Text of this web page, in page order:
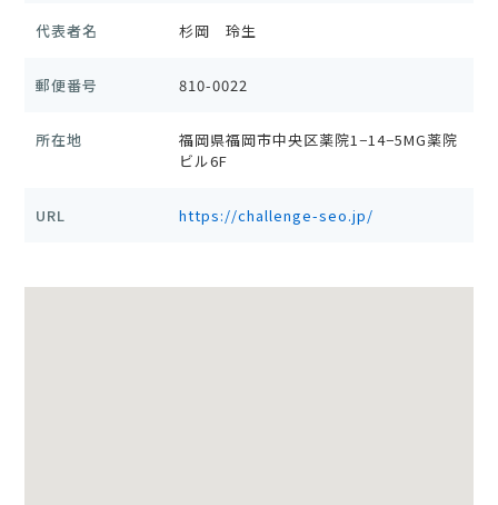
代表者名 杉岡 玲生
郵便番号 810-0022
所在地
福岡県福岡市中央区薬院1−14−5MG薬院
ビル6F
URL https://challenge-seo.jp/